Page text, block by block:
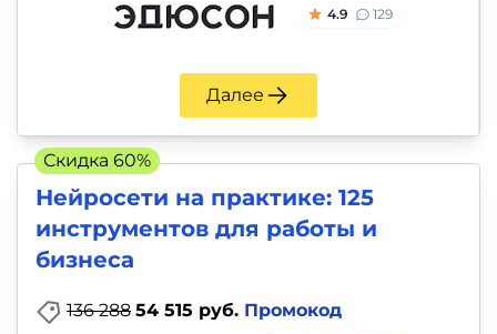
4.9 129
Далее
Нейросети на практике: 125
инструментов для работы и
бизнеса
136 288 54 515 руб. Промокод
Скидка 60%